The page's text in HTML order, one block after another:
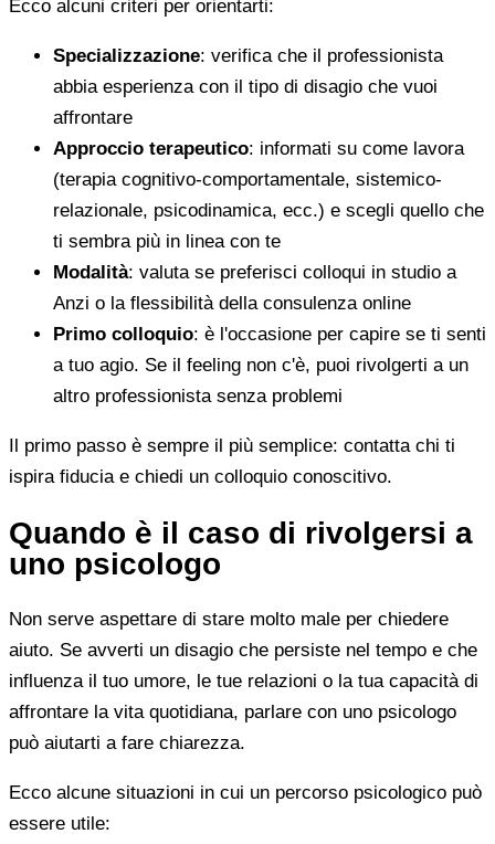
Ecco alcuni criteri per orientarti:
Specializzazione: verifica che il professionista
abbia esperienza con il tipo di disagio che vuoi
affrontare
Approccio terapeutico: informati su come lavora
(terapia cognitivo-comportamentale, sistemico-
relazionale, psicodinamica, ecc.) e scegli quello che
ti sembra più in linea con te
Modalità: valuta se preferisci colloqui in studio a
Anzi o la flessibilità della consulenza online
Primo colloquio: è l'occasione per capire se ti senti
a tuo agio. Se il feeling non c'è, puoi rivolgerti a un
altro professionista senza problemi
Il primo passo è sempre il più semplice: contatta chi ti
ispira fiducia e chiedi un colloquio conoscitivo.
Quando è il caso di rivolgersi a
uno psicologo
Non serve aspettare di stare molto male per chiedere
aiuto. Se avverti un disagio che persiste nel tempo e che
influenza il tuo umore, le tue relazioni o la tua capacità di
affrontare la vita quotidiana, parlare con uno psicologo
può aiutarti a fare chiarezza.
Ecco alcune situazioni in cui un percorso psicologico può
essere utile: